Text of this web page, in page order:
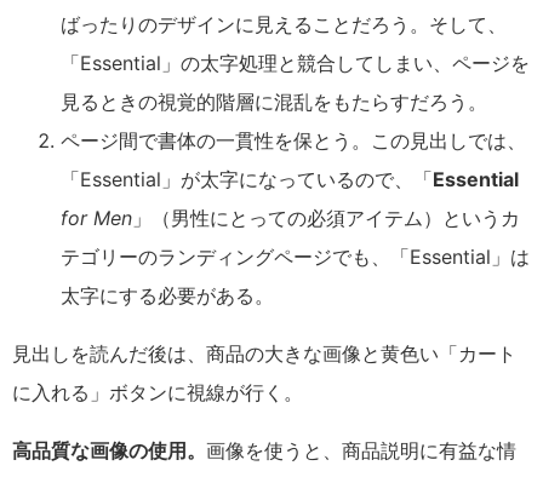
ばったりのデザインに見えることだろう。そして、
「Essential」の太字処理と競合してしまい、ページを
見るときの視覚的階層に混乱をもたらすだろう。
ページ間で書体の一貫性を保とう。この見出しでは、
「Essential」が太字になっているので、「Essential
for Men 」（男性にとっての必須アイテム）というカ
テゴリーのランディングページでも、「Essential」は
太字にする必要がある。
見出しを読んだ後は、商品の大きな画像と黄色い「カート
に入れる」ボタンに視線が行く。
高品質な画像の使用。 画像を使うと、商品説明に有益な情